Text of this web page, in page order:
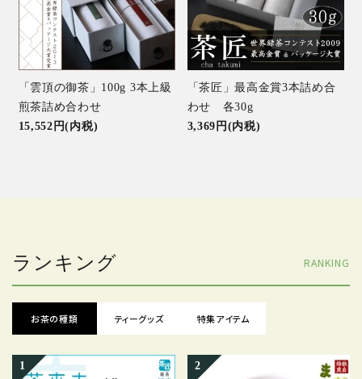
「雲頂の御茶」100g 3本上級
煎茶詰め合わせ
15,552円(内税)
「茶匠」最高金賞3本詰め合
わせ 各30g
3,369円(内税)
ランキング RANKING
お茶の種類 ティーグッズ 特集アイテム